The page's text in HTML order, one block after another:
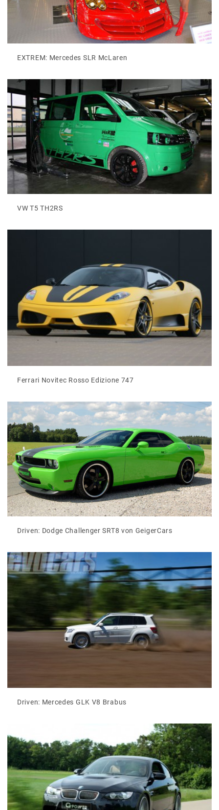
EXTREM: Mercedes SLR McLaren
VW T5 TH2RS
Ferrari Novitec Rosso Edizione 747
Driven: Dodge Challenger SRT8 von GeigerCars
Driven: Mercedes GLK V8 Brabus